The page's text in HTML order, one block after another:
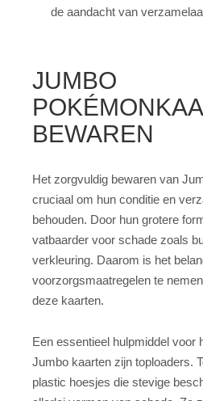
de aandacht van
JUMBO
BEWAREN
Het zorgvuldig bewaren van
cruciaal om hun conditie en
behouden. Door hun grotere
vatbaarder voor schade zoals
verkleuring. Daarom is het
voorzorgsmaatregelen te
deze kaarten.
Een essentieel hulpmiddel voor
Jumbo kaarten zijn toploaders.
plastic hoesjes die stevige